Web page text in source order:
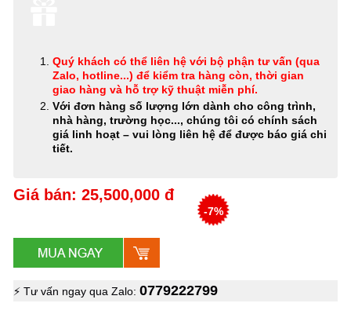
Quý khách có thể liên hệ với bộ phận tư vấn (qua
Zalo, hotline...) để kiểm tra hàng còn, thời gian
giao hàng và hỗ trợ kỹ thuật miễn phí.
Với đơn hàng số lượng lớn dành cho công trình,
nhà hàng, trường học..., chúng tôi có chính sách
giá linh hoạt – vui lòng liên hệ để được báo giá chi
tiết.
Giá bán: 25,500,000 đ
-7%
⚡ Tư vấn ngay qua Zalo: 0779222799